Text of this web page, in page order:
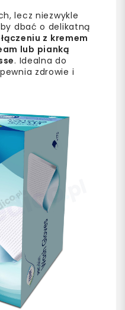
lecz niezwykle
dbać o delikatną
z kremem
lub pianką
. Idealna do
zdrowie i